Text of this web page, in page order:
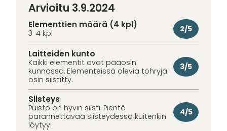
Arvioitu 3.9.2024
Elementtien määrä (4 kpl)
3-4 kpl 2/5
Laitteiden kunto
Kaikki elementit ovat pääosin
kunnossa. Elementeissä olevia töhryjä
osin siistitty.
3/5
Siisteys
Puisto on hyvin siisti. Pientä
parannettavaa siisteydessä kuitenkin
löytyy.
4/5